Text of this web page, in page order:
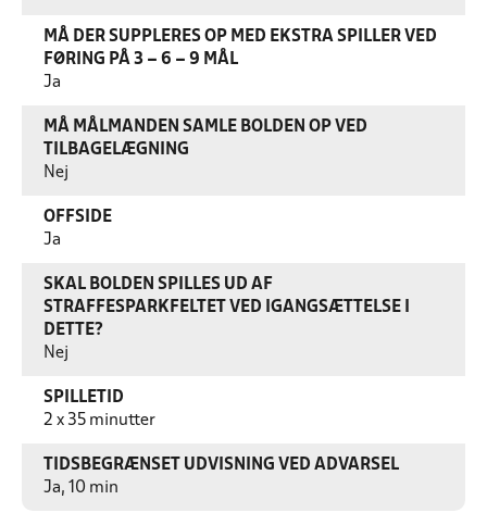
MÅ DER SUPPLERES OP MED EKSTRA SPILLER VED
FØRING PÅ 3 – 6 – 9 MÅL
Ja
MÅ MÅLMANDEN SAMLE BOLDEN OP VED
TILBAGELÆGNING
Nej
OFFSIDE
Ja
SKAL BOLDEN SPILLES UD AF
STRAFFESPARKFELTET VED IGANGSÆTTELSE I
DETTE?
Nej
SPILLETID
2 x 35 minutter
TIDSBEGRÆNSET UDVISNING VED ADVARSEL
Ja, 10 min